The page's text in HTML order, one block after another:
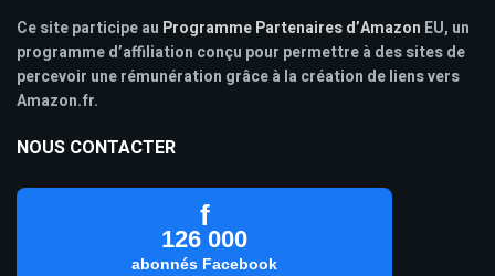
Ce site participe au Programme Partenaires d’Amazon EU, un
programme d’affiliation conçu pour permettre à des sites de
percevoir une rémunération grâce à la création de liens vers
Amazon.fr.
NOUS CONTACTER
f
126 000
abonnés Facebook